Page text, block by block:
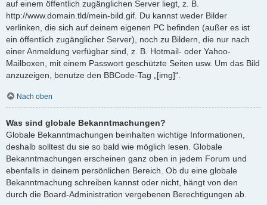
auf einem öffentlich zugänglichen Server liegt, z. B.
http://www.domain.tld/mein-bild.gif. Du kannst weder Bilder
verlinken, die sich auf deinem eigenen PC befinden (außer es ist
ein öffentlich zugänglicher Server), noch zu Bildern, die nur nach
einer Anmeldung verfügbar sind, z. B. Hotmail- oder Yahoo-
Mailboxen, mit einem Passwort geschützte Seiten usw. Um das Bild
anzuzeigen, benutze den BBCode-Tag „[img]“.
Nach oben
Was sind globale Bekanntmachungen?
Globale Bekanntmachungen beinhalten wichtige Informationen,
deshalb solltest du sie so bald wie möglich lesen. Globale
Bekanntmachungen erscheinen ganz oben in jedem Forum und
ebenfalls in deinem persönlichen Bereich. Ob du eine globale
Bekanntmachung schreiben kannst oder nicht, hängt von den
durch die Board-Administration vergebenen Berechtigungen ab.